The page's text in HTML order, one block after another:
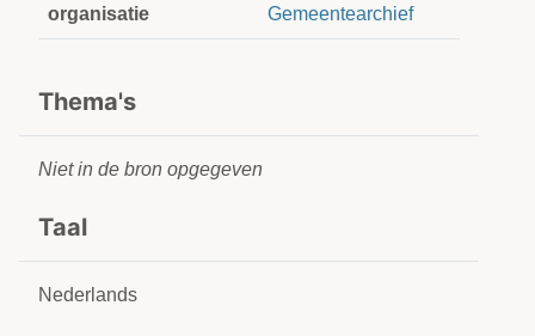
organisatie
Gemeentearchief
Thema's
Niet in de bron opgegeven
Taal
Nederlands